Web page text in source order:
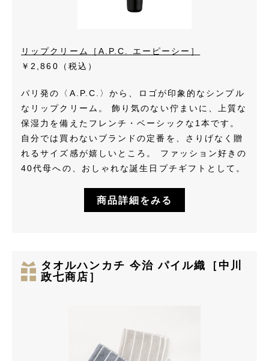
リップクリーム［A.P.C. エーピーシー］
￥2,860（税込）
パリ発の〈A.P.C.〉から、ロゴが印象的なシンプル
なリップクリーム。 飾り気のない佇まいに、上質な
保湿力を備えたフレンチ・ベーシックな1本です。
自分では買わないブランドの定番を、さりげなく贈
れるサイズ感が嬉しいところ。 ファッション好きの
40代母への、おしゃれな誕生日プチギフトとして。
商品詳細をみる
タオルハンカチ 今治 パイル織［中川
政七商店］